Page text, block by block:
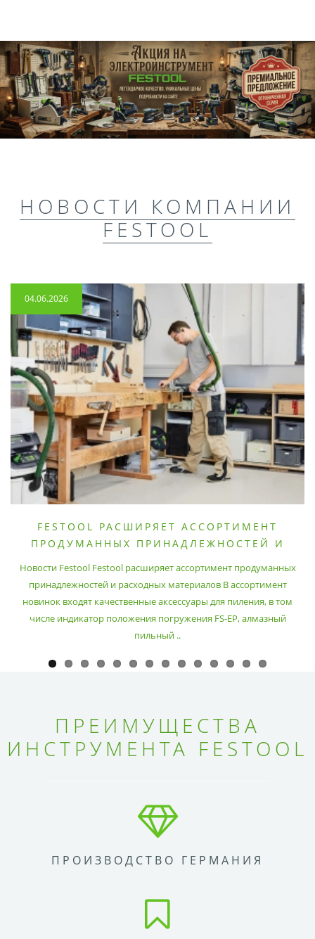
НОВОСТИ КОМПАНИИ
FESTOOL
04.06.2026
FESTOOL РАСШИРЯЕТ АССОРТИМЕНТ
ПРОДУМАННЫХ ПРИНАДЛЕЖНОСТЕЙ И
Новости Festool Festool расширяет ассортимент продуманных
принадлежностей и расходных материалов В ассортимент
новинок входят качественные аксессуары для пиления, в том
числе индикатор положения погружения FS-EP, алмазный
пильный ..
ПРЕИМУЩЕСТВА
ИНСТРУМЕНТА FESTOOL
ПРОИЗВОДСТВО ГЕРМАНИЯ